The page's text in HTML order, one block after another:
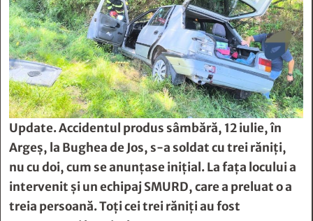
Update. Accidentul produs sâmbără, 12 iulie, în
Argeș, la Bughea de Jos, s-a soldat cu trei răniți,
nu cu doi, cum se anunțase inițial. La fața locului a
intervenit și un echipaj SMURD, care a preluat o a
treia persoană. Toți cei trei răniți au fost